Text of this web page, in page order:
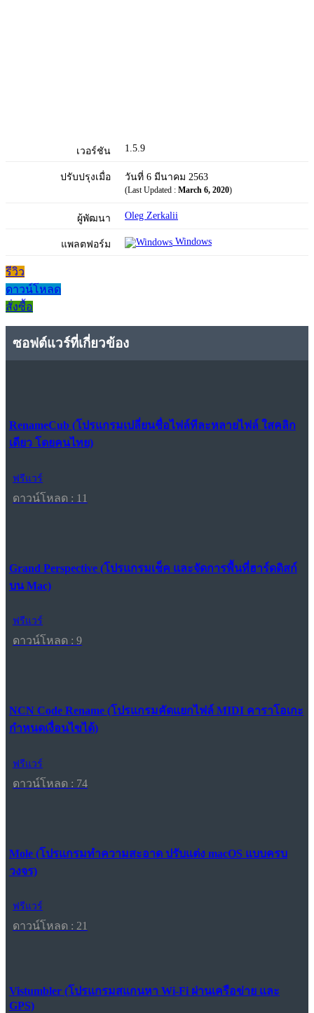
เวอร์ชัน 1.5.9
ปรับปรุงเมื่อ วันที่ 6 มีนาคม 2563
(Last Updated : March 6, 2020)
ผู้พัฒนา Oleg Zerkalii
แพลตฟอร์ม Windows
รีวิว
ดาวน์โหลด
สั่งซื้อ
ซอฟต์แวร์ที่เกี่ยวข้อง
RenameCub (โปรแกรมเปลี่ยนชื่อไฟล์ทีละหลายไฟล์ ใสคลิก
เดียว โดยคนไทย)
ฟรีแวร์
ดาวน์โหลด : 11
Grand Perspective (โปรแกรมเช็ค และจัดการพื้นที่ฮาร์ดดิสก์
บน Mac)
ฟรีแวร์
ดาวน์โหลด : 9
NCN Code Rename (โปรแกรมคัดแยกไฟล์ MIDI คาราโอเกะ
กำหนดเงื่อนไขได้)
ฟรีแวร์
ดาวน์โหลด : 74
Mole (โปรแกรมทำความสะอาด ปรับแต่ง macOS แบบครบ
วงจร)
ฟรีแวร์
ดาวน์โหลด : 21
Vistumbler (โปรแกรมสแกนหา Wi-Fi ผ่านเครือข่าย และ
GPS)